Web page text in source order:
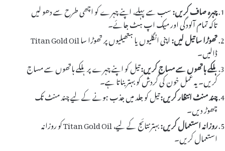
چہرہ صاف کریں:سب سے پہلے، اپنے چہرے کو اچھی طرح سے دھو لیں
تاکہ تمام آلودگی اور میک اپ ہٹ جائے۔
تھوڑا سا تیل لیں:
اپنی انگلیوں یا ہتھیلیوں پر تھوڑا سا Titan Gold Oil
ڈالیں۔
ہلکے ہاتھوں سے مساج کریں:تیل کو اپنے چہرے پر ہلکے ہاتھوں سے مساج
کریں۔ یہ عمل خون کی گردش کو بہتر بناتا ہے۔
چند منٹ انتظار کریں:تیل کو جلد میں جذب ہونے کے لیے چند منٹ تک
چھوڑ دیں۔
روزانہ استعمال کریں:
بہتر نتائج کے لیے، Titan Gold Oil کو روزانہ
استعمال کریں۔